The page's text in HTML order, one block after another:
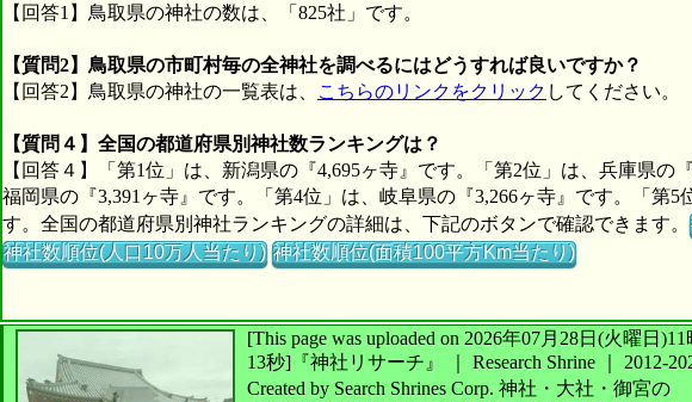
【回答1】鳥取県の神社の数は、「825社」です。
【質問2】鳥取県の市町村毎の全神社を調べるにはどうすれば良いですか？
【回答2】鳥取県の神社の一覧表は、
こちらのリンクをクリック してください。
【質問４】全国の都道府県別神社数ランキングは？
【回答４】「第1位」は、新潟県の『4,695ヶ寺』です。「第2位」は、兵庫県の
福岡県の『3,391ヶ寺』です。「第4位」は、岐阜県の『3,266ヶ寺』です。「第5
す。全国の都道府県別神社ランキングの詳細は、下記のボタンで確認できます。
神社数順位(人口10万人当たり) 神社数順位(面積100平方Km当たり)
[This page was uploaded on 2026年07月28日(火曜日)11
13秒] 『神社リサーチ』 ｜ Research Shrine
2012-
Created by Search Shrines Corp. 神社・大社・御宮の